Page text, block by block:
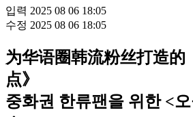
입력 2025 08 06 18:05
수정 2025 08 06 18:05
为华语圈韩流粉丝打造的
点》
중화권 한류팬을 위한 <오